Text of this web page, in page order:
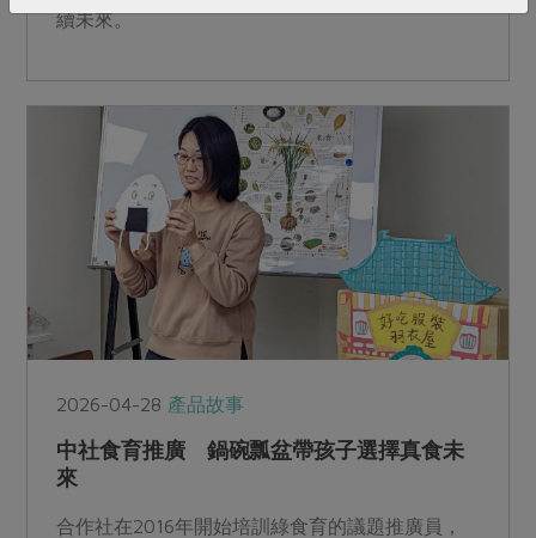
續未來。
2026-04-28 產品故事
中社食育推廣 鍋碗瓢盆帶孩子選擇真食未
來
合作社在2016年開始培訓綠食育的議題推廣員，